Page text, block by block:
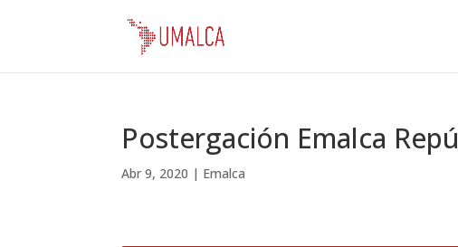
Postergación Emalca
Abr 9, 2020 | Emalca